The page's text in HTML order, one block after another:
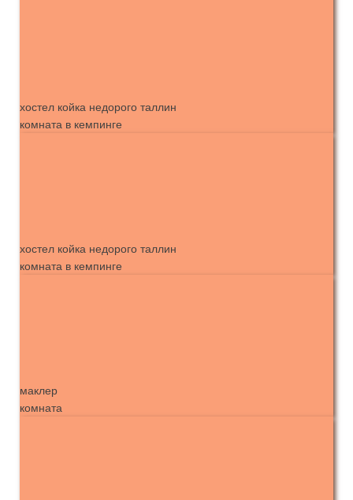
хостел койка недорого таллин
комната в кемпинге
хостел койка недорого таллин
комната в кемпинге
маклер
комната